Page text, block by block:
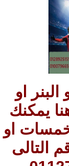
او
يمكنك
او
التالى